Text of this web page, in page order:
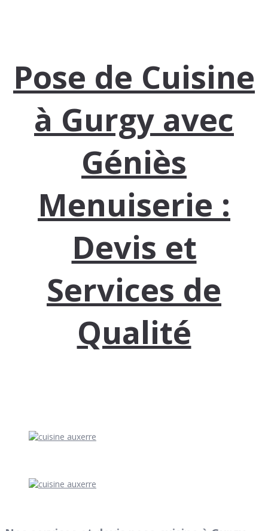
Pose de Cuisine
à Gurgy avec
Géniès
Menuiserie :
Devis et
Services de
Qualité